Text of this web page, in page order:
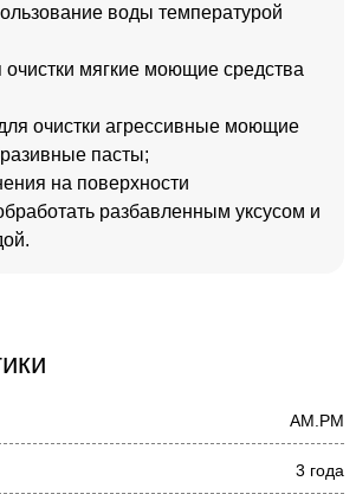
воды температурой
очистки мягкие моющие средства
очистки агрессивные моющие
пасты;
на поверхности
разбавленным уксусом и
AM.PM
3 года